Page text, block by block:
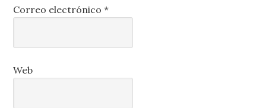
Correo electrónico*
Web